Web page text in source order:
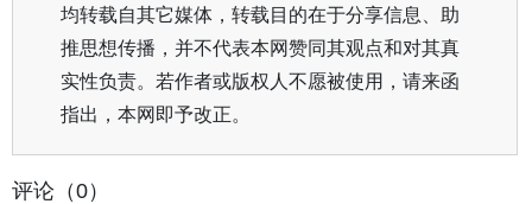
均转载自其它媒体，转载目的在于分享信息、助
推思想传播，并不代表本网赞同其观点和对其真
实性负责。若作者或版权人不愿被使用，请来函
指出，本网即予改正。
评论（0）